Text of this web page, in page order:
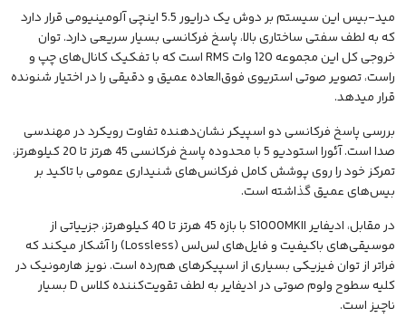
مید-بیس این سیستم بر دوش یک درایور 5.5 اینچی آلومینیومی قرار دارد
که به لطف سفتی ساختاری بالا، پاسخ فرکانسی بسیار سریعی دارد. توان
خروجی کل این مجموعه 120 وات RMS است که با تفکیک کانال‌های چپ و
راست، تصویر صوتی استریوی فوق‌العاده عمیق و دقیقی را در اختیار شنونده
قرار میدهد.
بررسی پاسخ فرکانسی دو اسپیکر نشان‌دهنده تفاوت رویکرد در مهندسی
صدا است. آئورا استودیو 5 با محدوده پاسخ فرکانسی 45 هرتز تا 20 کیلوهرتز،
تمرکز خود را روی پوشش کامل فرکانس‌های شنیداری عمومی با تاکید بر
بیس‌های عمیق گذاشته است.
در مقابل، ادیفایر S1000MKII با بازه 45 هرتز تا 40 کیلوهرتز، جزییاتی از
موسیقی‌های باکیفیت و فایل‌های لس‌لس (Lossless) را آشکار میکند که
فراتر از توان فیزیکی بسیاری از اسپیکرهای هم‌رده است. نویز هارمونیک در
کلیه سطوح ولوم صوتی در ادیفایر به لطف تقویت‌کننده کلاس D بسیار
ناچیز است.